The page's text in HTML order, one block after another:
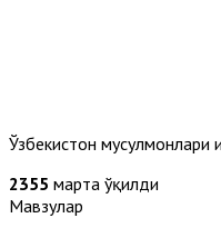
Ўзбекистон
2355 марта ўқилди
Мавзулар